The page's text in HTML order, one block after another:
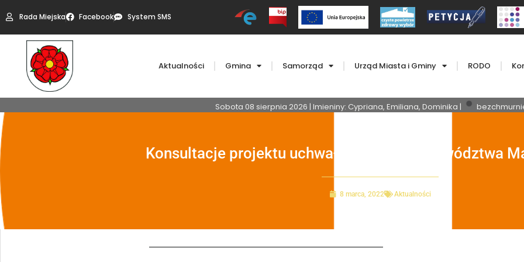
Rada Miejska Facebook System SMS
Aktualności Gmina Samorząd Urząd Miasta i Gminy RODO
Sobota 08 sierpnia 2026 | Imieniny: Cypriana, Emiliana, Dominika |
Konsultacje projektu uchwały Sejmiku Województwa
8 marca, 2022 Aktualności